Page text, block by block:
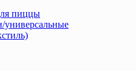
пиццы
универсальные